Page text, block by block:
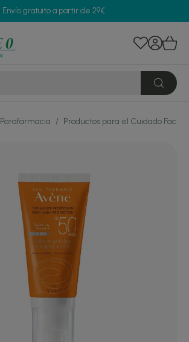
Envío gratuito a partir de 29€
Parafarmacia / Productos para el Cuidado Facial